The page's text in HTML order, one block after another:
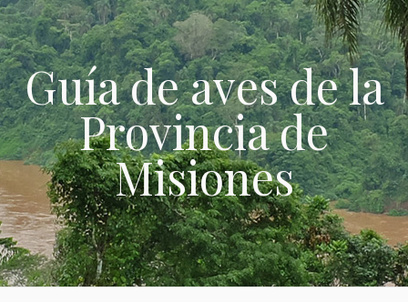
Skip to content
Guía de aves de la
Provincia de
Misiones